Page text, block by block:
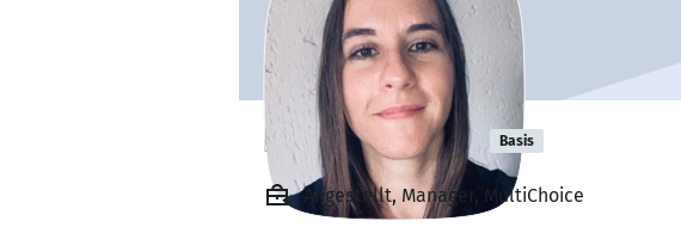
Helena Ramos Basis
Angestellt, Manager, MultiChoice